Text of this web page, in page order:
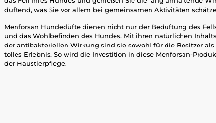
duftend, was Sie vor allem bei gemeinsamen Aktivitäten
Menforsan Hundedüfte dienen nicht nur der Beduftung des
und das Wohlbefinden des Hundes. Mit ihren natürlichen
der antibakteriellen Wirkung sind sie sowohl für die Besitzer
tolles Erlebnis. So wird die Investition in diese Menforsan-
der Haustierpflege.